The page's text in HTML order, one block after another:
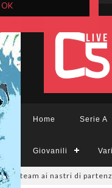
OK
Home Serie A
Giovanili Vari
ai nastri di partenza: